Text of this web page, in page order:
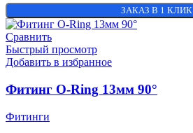
ЗАКАЗ В 1 КЛИК
Сравнить
Быстрый просмотр
Добавить в избранное
Фитинг O-Ring 13мм 90°
Фитинги